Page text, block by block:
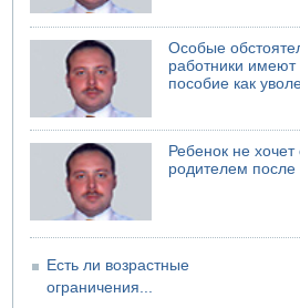
Стрельба в школе Таиланда
Недалеко от Бейт-Шемеша погиб
07.08.2026 06:24
Саудовская Аравия сообщает о
Особые
работники
пособие как
Ребенок не
родителем после
Есть ли возрастные
ограничения...